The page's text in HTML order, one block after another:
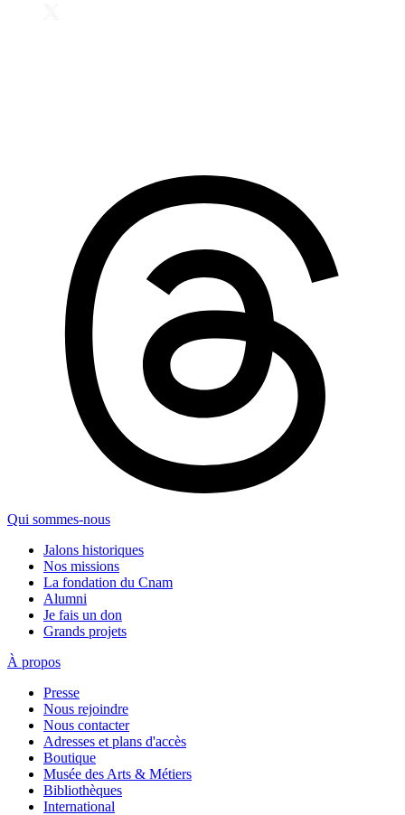
Qui sommes-nous
Jalons historiques
Nos missions
La fondation du Cnam
Alumni
Je fais un don
Grands projets
À propos
Presse
Nous rejoindre
Nous contacter
Adresses et plans d'accès
Boutique
Musée des Arts & Métiers
Bibliothèques
International